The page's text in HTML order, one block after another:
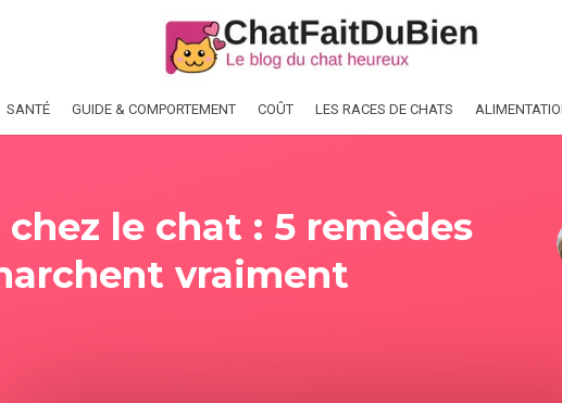
SANTÉ GUIDE & COMPORTEMENT COÛT LES RACES DE CHATS
le chat : 5 remèdes
vraiment